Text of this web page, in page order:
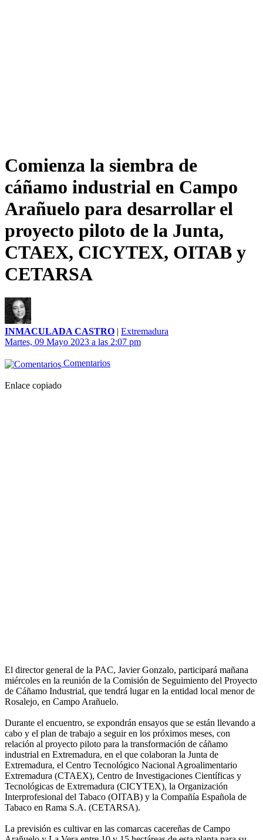
Comienza la siembra de
cáñamo industrial en Campo
Arañuelo para desarrollar el
proyecto piloto de la Junta,
CTAEX, CICYTEX, OITAB y
CETARSA
INMACULADA CASTRO | Extremadura
Martes, 09 Mayo 2023 a las 2:07 pm
Comentarios
Enlace copiado
El director general de la PAC, Javier Gonzalo, participará mañana
miércoles en la reunión de la Comisión de Seguimiento del Proyecto
de Cáñamo Industrial, que tendrá lugar en la entidad local menor de
Rosalejo, en Campo Arañuelo.
Durante el encuentro, se expondrán ensayos que se están llevando a
cabo y el plan de trabajo a seguir en los próximos meses, con
relación al proyecto piloto para la transformación de cáñamo
industrial en Extremadura, en el que colaboran la Junta de
Extremadura, el Centro Tecnológico Nacional Agroalimentario
Extremadura (CTAEX), Centro de Investigaciones Científicas y
Tecnológicas de Extremadura (CICYTEX), la Organización
Interprofesional del Tabaco (OITAB) y la Compañía Española de
Tabaco en Rama S.A. (CETARSA).
La previsión es cultivar en las comarcas cacereñas de Campo